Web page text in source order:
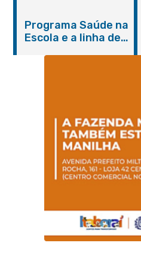
serviços gratuitos e
orientações
Programa Saúde na
Escola e a linha de
Magalhães Seabra